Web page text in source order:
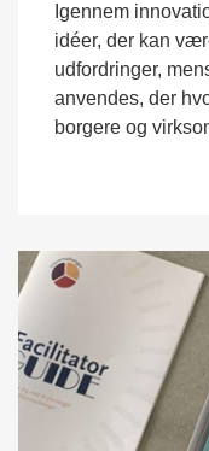
Igennem
idéer, der kan
udfordringer,
anvendes, der
borgere og